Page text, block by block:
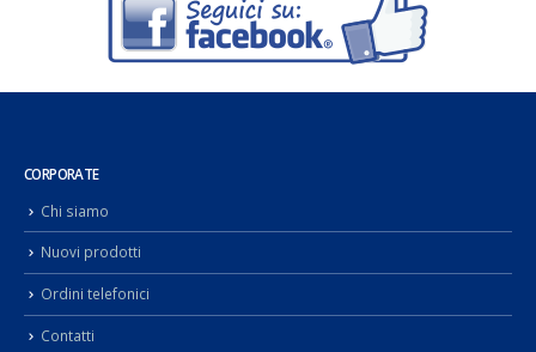
CORPORATE
Chi siamo
Nuovi prodotti
Ordini telefonici
Contatti